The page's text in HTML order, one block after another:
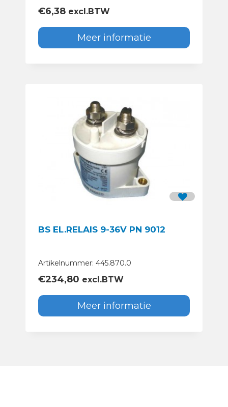
€6,38 excl.BTW
Meer informatie
BS EL.RELAIS 9-36V PN 9012
Artikelnummer: 445.870.0
€234,80 excl.BTW
Meer informatie